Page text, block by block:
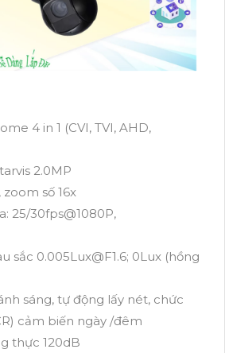
4 in 1 (CVI, TVI, AHD,
2.0MP
số 16x
25/30fps@1080P,
sắc 0.005Lux@F1.6; 0Lux (hồng
sáng, tự động lấy nét, chức
cảm biến ngày /đêm
thực 120dB